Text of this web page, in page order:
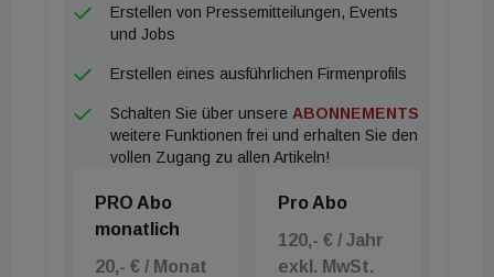
Produktentwicklung für internationale
Erstellen von Pressemitteilungen, Events
und Jobs
Erstellen eines ausführlichen Firmenprofils
Schalten Sie über unsere ABONNEMENTS
weitere Funktionen frei und erhalten Sie den
vollen Zugang zu allen Artikeln!
PRO Abo
monatlich
20,- € / Monat
Pro Abo
120,- € / Jahr
exkl. MwSt.